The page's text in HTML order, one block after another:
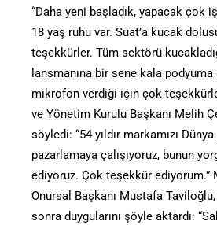
“Daha yeni başladık, yapacak çok
18 yaş ruhu var. Suat’a kucak
teşekkürler. Tüm sektörü
lansmanına bir sene kala podyuma
mikrofon verdiği için çok
ve Yönetim Kurulu Başkanı Melih
söyledi: “54 yıldır markamızı
pazarlamaya çalışıyoruz, bunun
ediyoruz. Çok teşekkür ediyorum.”
Onursal Başkanı Mustafa
sonra duygularını şöyle aktardı: